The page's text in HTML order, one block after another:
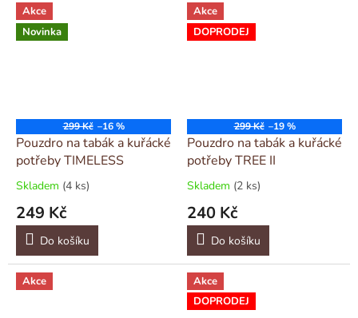
Akce
Novinka
299 Kč –16 %
Pouzdro na tabák a kuřácké
potřeby TIMELESS
Skladem (4 ks)
249 Kč
Do košíku
Akce
DOPRODEJ
299 Kč –19 %
Pouzdro na tabák a kuřácké
potřeby TREE II
Skladem (2 ks)
240 Kč
Do košíku
Akce
Akce
DOPRODEJ